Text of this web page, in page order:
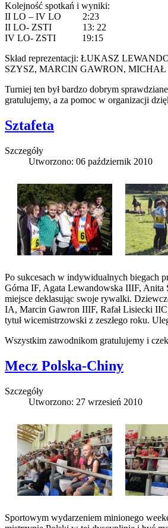
Kolejność spotkań i wyniki:
II LO – IV LO 2:23
II LO- ZSTI 13: 22
IV LO- ZSTI 19:15
Skład reprezentacji: ŁUKASZ
SZYSZ, MARCIN GAWRON,
Turniej ten był bardzo dobrym
gratulujemy, a za pomoc w organizacji
Sztafeta
Szczegóły
Utworzono: 06 październik 2010
Po sukcesach w indywidualnych biegach
Górna IF, Agata Lewandowska IIIF, Anita
miejsce deklasując swoje rywalki.
IA, Marcin Gawron IIIF, Rafał Lisiecki
tytuł wicemistrzowski z zeszłego roku.
Wszystkim zawodnikom gratulujemy i
Mecz Polska-Chiny
Szczegóły
Utworzono: 27 wrzesień 2010
Sportowym wydarzeniem minionego